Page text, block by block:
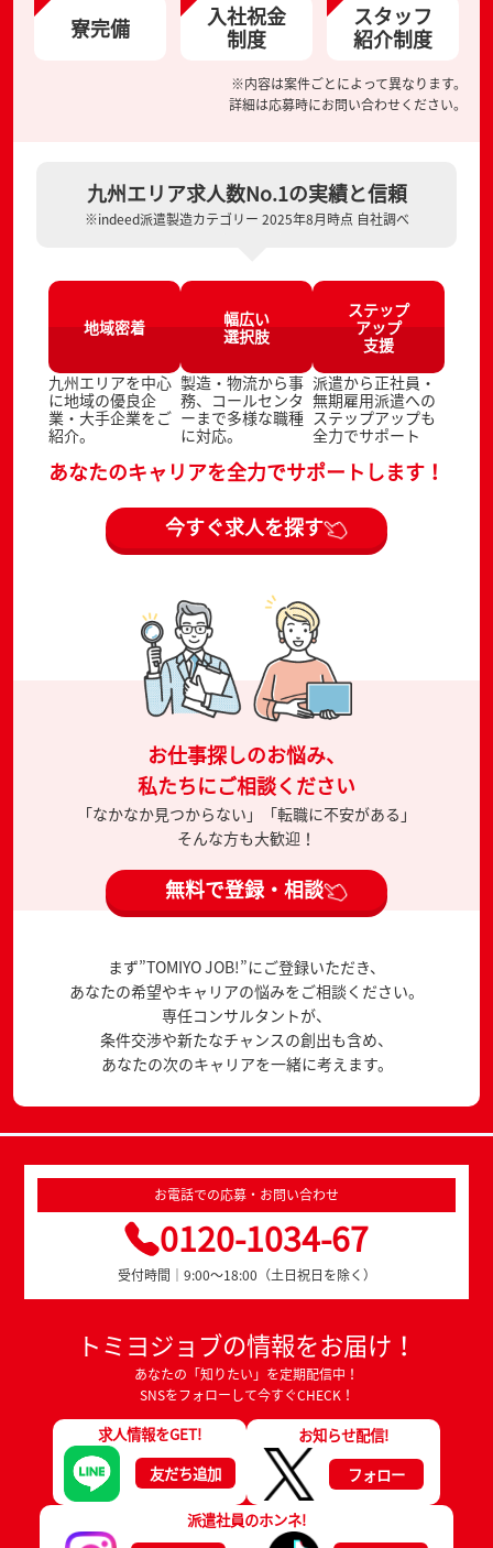
寮完備 入社祝金
制度
スタッフ
紹介制度
※内容は案件ごとによって異なります。
詳細は応募時にお問い合わせください。
九州エリア求人数No.1の実績と信頼
※indeed派遣製造カテゴリー 2025年8月時点 自社調べ
地域密着
九州エリアを中心
に地域の優良企
業・大手企業をご
紹介。
幅広い
選択肢
製造・物流から事
務、コールセンタ
ーまで多様な職種
に対応。
ステップ
アップ
支援
派遣から正社員・
無期雇用派遣への
ステップアップも
全力でサポート
あなたのキャリアを全力でサポートします！
今すぐ求人を探す
お仕事探しのお悩み、
私たちにご相談ください
「なかなか見つからない」「転職に不安がある」
そんな方も大歓迎！
無料で登録・相談
まず”TOMIYO JOB!”にご登録いただき、
あなたの希望やキャリアの悩みをご相談ください。
専任コンサルタントが、
条件交渉や新たなチャンスの創出も含め、
あなたの次のキャリアを一緒に考えます。
お電話での応募・お問い合わせ
0120-1034-67
受付時間｜9:00～18:00（土日祝日を除く）
トミヨジョブの情報をお届け！
あなたの「知りたい」を定期配信中！
SNSをフォローして今すぐCHECK！
求人情報をGET!
友だち追加
お知らせ配信!
フォロー
派遣社員のホンネ!